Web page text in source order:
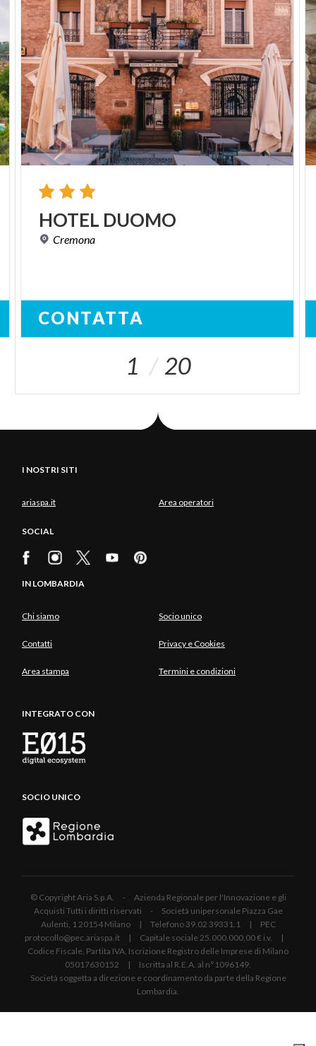
HOTEL DUOMO
Cremona
CONTATTA
1 20
I NOSTRI SITI
ariaspa.it Area operatori
SOCIAL
IN LOMBARDIA
Chi siamo Socio unico
Contatti Privacy e Cookies
Area stampa Termini e condizioni
INTEGRATO CON
SOCIO UNICO
© Copyright Aria S.p.A. - Azienda Regionale per l'Innovazione e gli
Acquisti Tutti i diritti riservati - Società unipersonale Piazza Gae
Aulenti, 1 20154 Milano | Telefono 39.02 39331.1 | PEC
protocollo@pec.ariaspa.it | Capitale sociale 25.000.000,00 € i.v. |
Codice Fiscale, Partita IVA, Iscrizione Registro delle Imprese di Milano
05017630152 | Iscritta al R.E.A. al n°1096149.
Società soggetta a direzione e coordinamento da parte della Regione
Lombardia.